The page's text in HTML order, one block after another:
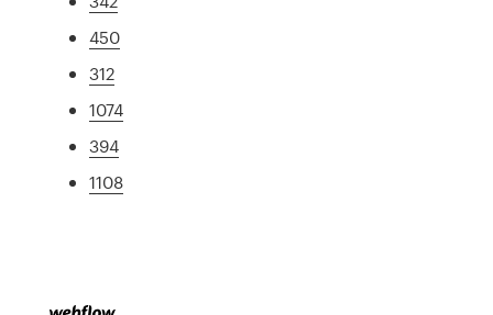
450
312
1074
394
1108